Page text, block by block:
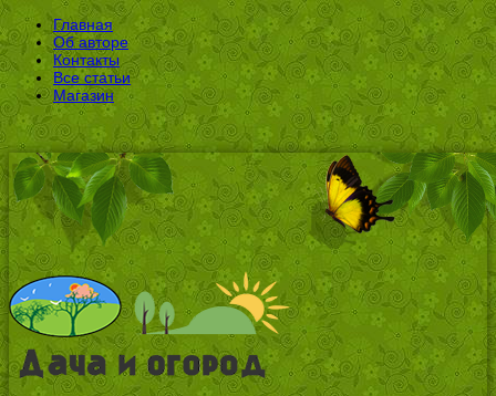
Главная
Об авторе
Контакты
Все статьи
Магазин